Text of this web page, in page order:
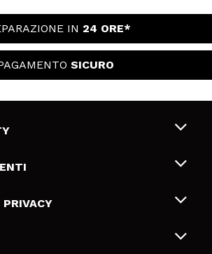
IN 24 ORE*
SICURO
Resi